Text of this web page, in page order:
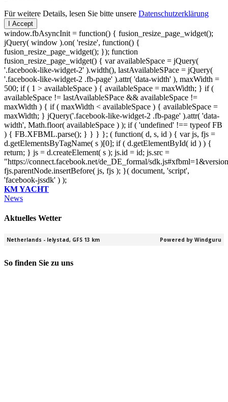
Für weitere Details, lesen Sie bitte unsere Datenschutzerklärung
I Accept
window.fbAsyncInit = function() { fusion_resize_page_widget();
jQuery( window ).on( 'resize', function() {
fusion_resize_page_widget(); }); function
fusion_resize_page_widget() { var availableSpace = jQuery(
'.facebook-like-widget-2' ).width(), lastAvailableSPace = jQuery(
'.facebook-like-widget-2 .fb-page' ).attr( 'data-width' ), maxWidth =
500; if ( 1 > availableSpace ) { availableSpace = maxWidth; } if (
availableSpace != lastAvailableSPace && availableSpace !=
maxWidth ) { if ( maxWidth < availableSpace ) { availableSpace =
maxWidth; } jQuery('.facebook-like-widget-2 .fb-page' ).attr( 'data-
width', Math.floor( availableSpace ) ); if ( 'undefined' !== typeof FB
) { FB.XFBML.parse(); } } } }; ( function( d, s, id ) { var js, fjs =
d.getElementsByTagName( s )[0]; if ( d.getElementById( id ) ) {
return; } js = d.createElement( s ); js.id = id; js.src =
"https://connect.facebook.net/de_DE_formal/
fjs.parentNode.insertBefore( js, fjs ); }( document, 'script',
'facebook-jssdk' ) );
KM YACHT
News
Aktuelles Wetter
So finden Sie zu uns